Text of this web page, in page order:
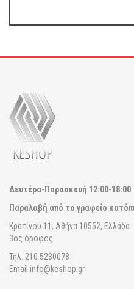
Δευτέρα-Παρασκευή 12:00-18:00
Παραλαβή από το γραφείο
Κρατίνου 11, Αθήνα 10552, Ελλάδα
3ος όροφος
Τηλ. 210 5230078
Email info@keshop.gr